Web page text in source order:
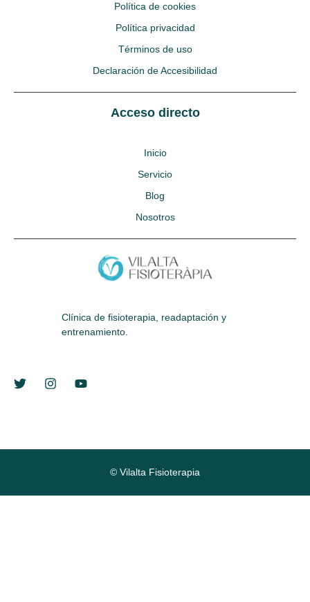
Clínica de fisioterapia, readaptación y
entrenamiento.
Acceso directo
Inicio
Servicio
Blog
Nosotros
Política de cookies
Política privacidad
Términos de uso
Declaración de Accesibilidad
© Vilalta Fisioterapia